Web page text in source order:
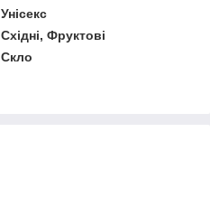
Унісекс
Східні, Фруктові
Скло